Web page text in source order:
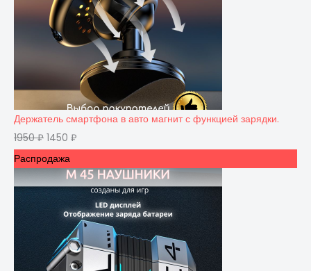
Держатель смартфона в авто магнит с функцией зарядки.
1950₽ 1450 ₽
Распродажа